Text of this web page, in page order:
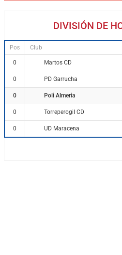
DIVISIÓN DE
Pos Club
0 Martos CD
0 PD Garrucha
0 Poli Almeria
0 Torreperogil CD
0 UD Maracena